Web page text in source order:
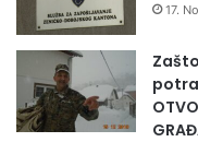
17.